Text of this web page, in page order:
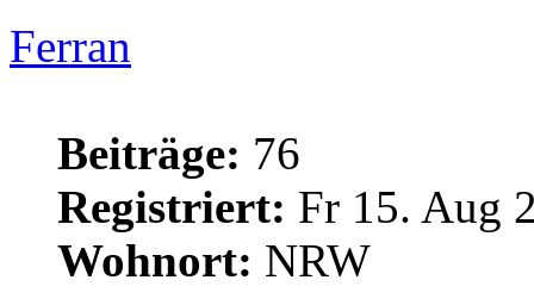
Ferran
Beiträge: 76
Registriert: Fr 15. Aug
Wohnort: NRW